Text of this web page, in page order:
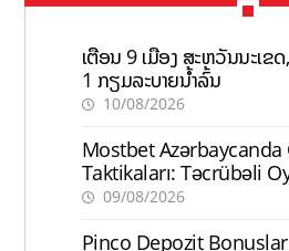
ເຕືອນ 9 ເມືອງ ສະຫວັນນະເຂ
1 ກຽມລະບາຍນ້ຳລົ້ນ
10/08/2026
Mostbet Azərbaycanda
Taktikaları: Təcrübəli
İpuçları
09/08/2026
Pinco Depozit